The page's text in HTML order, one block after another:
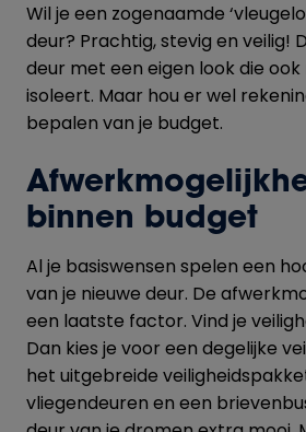
Wil je een zogenaamde
deur? Prachtig, stevig en veilig!
deur met een eigen look die
isoleert. Maar hou er wel
bepalen van je budget.
binnen budget
Al je basiswensen spelen een
van je nieuwe deur. De
een laatste factor. Vind je
Dan kies je voor een degelijke
het uitgebreide
vliegendeuren en een